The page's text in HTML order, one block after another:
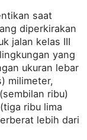
saat
diperkirakan
jalan kelas III
yang
ukuran lebar
milimeter,
ribu)
ribu lima
lebih dari